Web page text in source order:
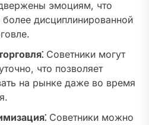
эмоциям, что
дисциплинированной
Советники могут
что позволяет
на рынке даже во время
Советники можно